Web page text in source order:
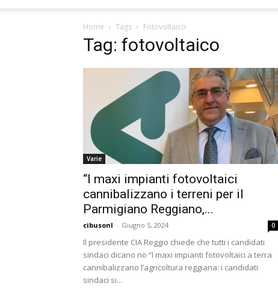
Home Tags Fotovoltaico
Tag: fotovoltaico
Varie
“I maxi impianti fotovoltaici
cannibalizzano i terreni per il
Parmigiano Reggiano,...
cibusonl - Giugno 5, 2024 0
Il presidente CIA Reggio chiede che tutti i candidati
sindaci dicano no “I maxi impianti fotovoltaici a terra
cannibalizzano l’agricoltura reggiana: i candidati
sindaci si...